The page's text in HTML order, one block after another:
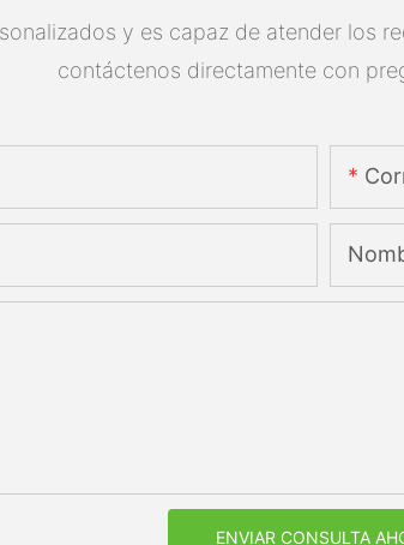
y es capaz de atender los
contáctenos directamente con
ENVIAR CONSULTA